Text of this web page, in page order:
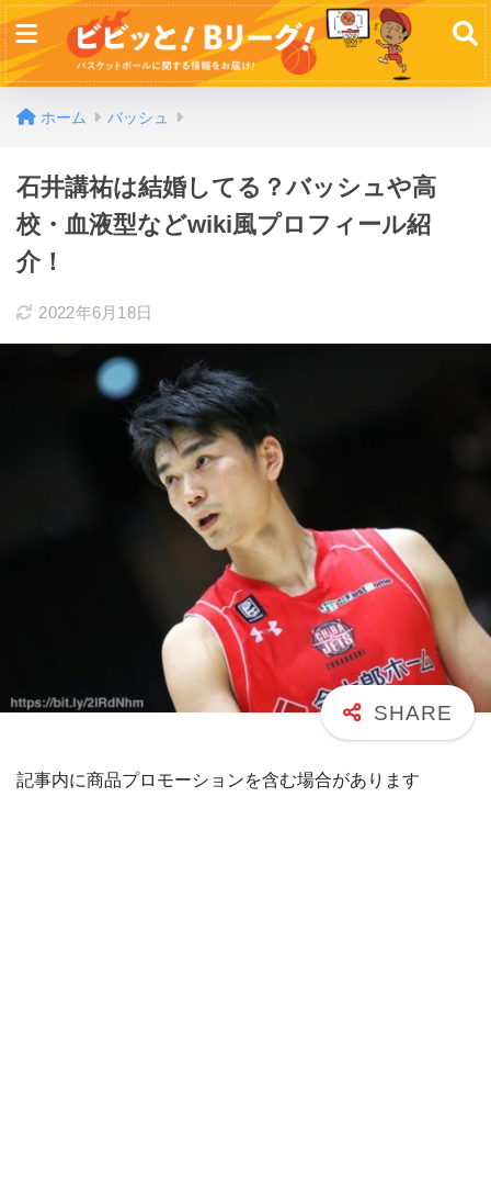
ホーム バッシュ
石井講祐は結婚してる？バッシュや高
校・血液型などwiki風プロフィール紹
介！
2022年6月18日
記事内に商品プロモーションを含む場合があります